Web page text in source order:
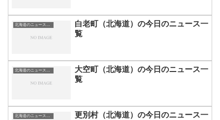
北海道のニュース一覧
白老町（北海道）の今日のニュース一
覧
北海道のニュース一覧
大空町（北海道）の今日のニュース一
覧
北海道のニュース一覧
更別村（北海道）の今日のニュース一